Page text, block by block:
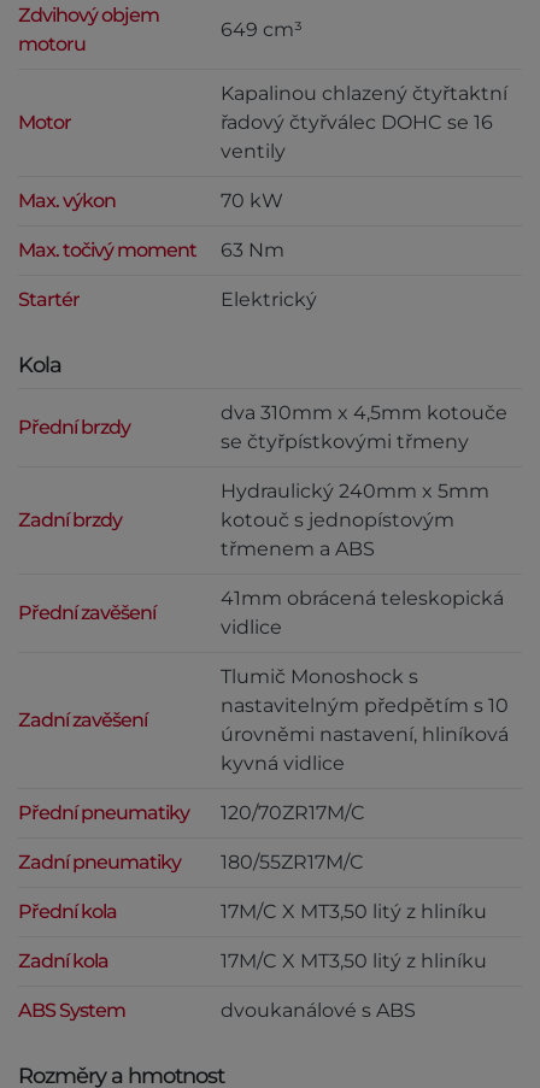
Zdvihový objem
motoru
649 cm³
Motor
Kapalinou chlazený čtyřtaktní
řadový čtyřválec DOHC se 16
ventily
Max. výkon 70 kW
Max. točivý moment 63 Nm
Startér Elektrický
Kola
Přední brzdy
dva 310mm x 4,5mm kotouče
se čtyřpístkovými třmeny
Zadní brzdy
Hydraulický 240mm x 5mm
kotouč s jednopístovým
třmenem a ABS
Přední zavěšení
41mm obrácená teleskopická
vidlice
Zadní zavěšení
Tlumič Monoshock s
nastavitelným předpětím s 10
úrovněmi nastavení, hliníková
kyvná vidlice
Přední pneumatiky 120/70ZR17M/C
Zadní pneumatiky 180/55ZR17M/C
Přední kola 17M/C X MT3,50 litý z hliníku
Zadní kola 17M/C X MT3,50 litý z hliníku
ABS System dvoukanálové s ABS
Rozměry a hmotnost